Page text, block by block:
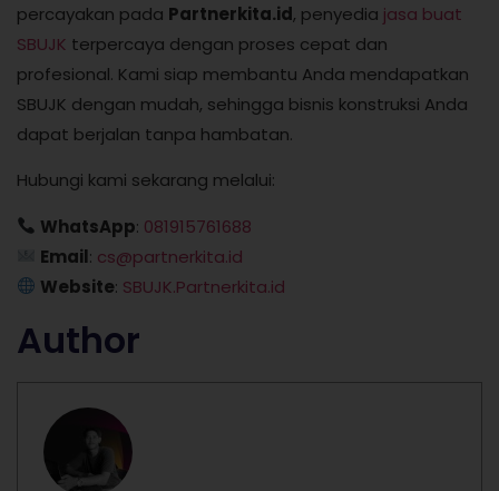
percayakan pada Partnerkita.id, penyedia jasa buat
SBUJK terpercaya dengan proses cepat dan
profesional. Kami siap membantu Anda mendapatkan
SBUJK dengan mudah, sehingga bisnis konstruksi Anda
dapat berjalan tanpa hambatan.
Hubungi kami sekarang melalui:
WhatsApp: 081915761688
Email: cs@partnerkita.id
Website: SBUJK.Partnerkita.id
Author